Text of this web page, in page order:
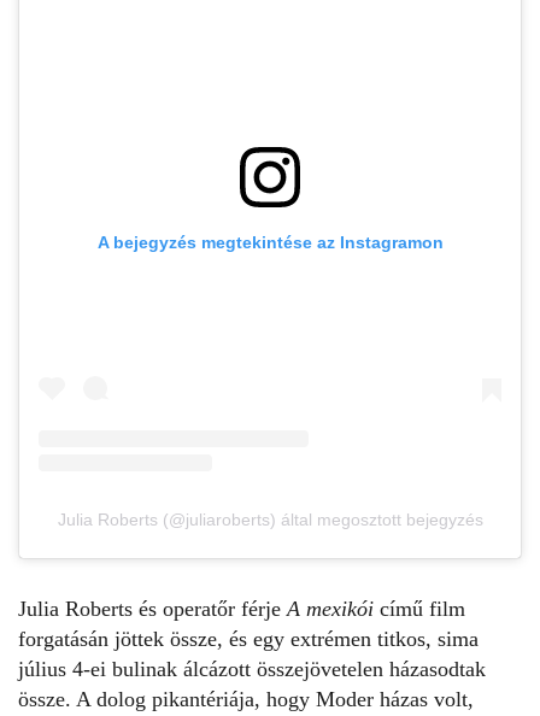
A bejegyzés megtekintése az Instagramon
Julia Roberts (@juliaroberts) által megosztott bejegyzés
Julia Roberts és operatőr férjeA mexikói című film
forgatásán jöttek össze, és egy extrémen titkos, sima
július 4-ei bulinak álcázott összejövetelen házasodtak
össze. A dolog pikantériája, hogy Moder házas volt,